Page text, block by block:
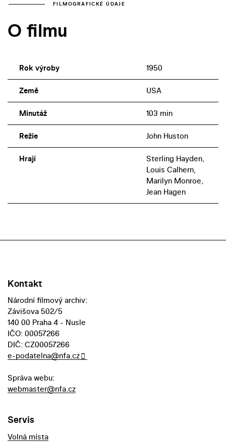
FILMOGRAFICKÉ ÚDAJE
O filmu
Rok výroby 1950
Země USA
Minutáž 103 min
Režie John Huston
Hrají
Sterling Hayden,
Louis Calhern,
Marilyn Monroe,
Jean Hagen
Kontakt
Národní filmový archiv:
Závišova 502/5
140 00 Praha 4 - Nusle
IČO: 00057266
DIČ: CZ00057266
e-podatelna@nfa.cz
Správa webu:
webmaster@nfa.cz
Servis
Volná místa